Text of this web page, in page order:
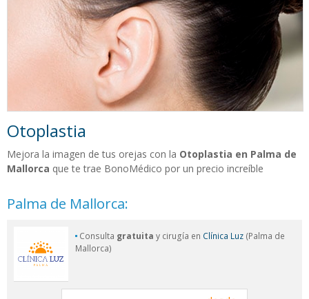
Otoplastia
Mejora la imagen de tus orejas con la Otoplastia en Palma de
Mallorca que te trae BonoMédico por un precio increíble
Palma de Mallorca:
Consulta gratuita y cirugía en Clínica Luz (Palma de
Mallorca)